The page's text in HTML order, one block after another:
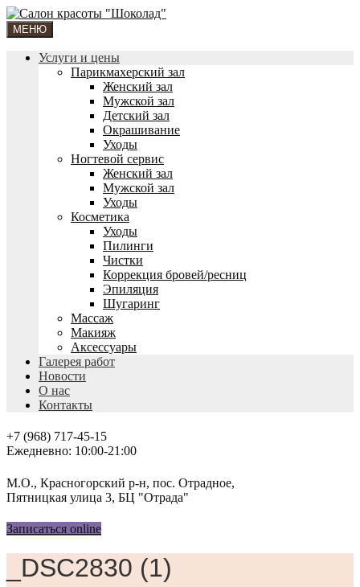
МЕНЮ
Услуги и цены
Парикмахерский зал
Женский зал
Мужской зал
Детский зал
Окрашивание
Уходы
Ногтевой сервис
Женский зал
Мужской зал
Уходы
Косметика
Уходы
Пилинги
Чистки
Коррекция бровей/ресниц
Эпиляция
Шугаринг
Массаж
Макияж
Аксессуары
Галерея работ
Новости
О нас
Контакты
+7 (968) 717-45-15
Ежедневно: 10:00-21:00
М.О., Красногорский р-н, пос. Отрадное,
Пятницкая улица 3, БЦ "Отрада"
Записаться online
_DSC2830 (1)